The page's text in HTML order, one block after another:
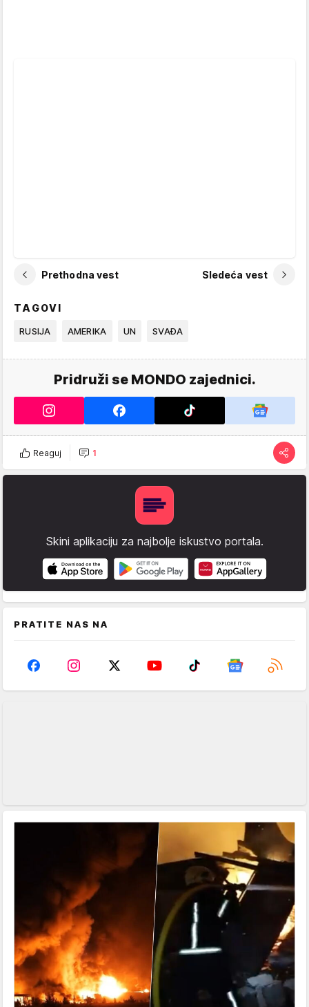
Prethodna vest Sledeća vest
TAGOVI
RUSIJA AMERIKA UN SVAĐA
Pridruži se MONDO zajednici.
Reaguj 1
Skini aplikaciju za najbolje iskustvo portala.
PRATITE NAS NA